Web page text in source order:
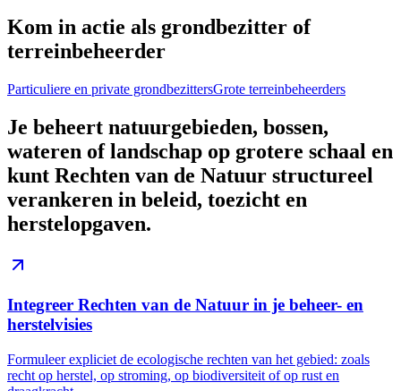
Kom in actie als grondbezitter of
terreinbeheerder
Particuliere en private grondbezittersGrote terreinbeheerders
Je beheert natuurgebieden, bossen,
wateren of landschap op grotere schaal en
kunt Rechten van de Natuur structureel
verankeren in beleid, toezicht en
herstelopgaven.
Integreer Rechten van de Natuur in je beheer- en
herstelvisies
Formuleer expliciet de ecologische rechten van het gebied: zoals
recht op herstel, op stroming, op biodiversiteit of op rust en